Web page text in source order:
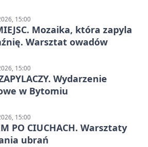
15:00
Mozaika, która zapyla
Warsztat owadów
15:00
Wydarzenie
w Bytomiu
15:00
PO CIUCHACH. Warsztaty
ubrań